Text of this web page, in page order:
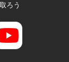
ろう